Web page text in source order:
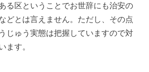
る区ということでお世辞にも治安の
どとは言えません。ただし、その点
じゅう実態は把握していますので対
ます。